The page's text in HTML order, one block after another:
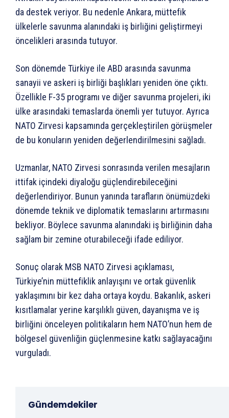
da destek veriyor. Bu nedenle Ankara, müttefik
ülkelerle savunma alanındaki iş birliğini geliştirmeyi
öncelikleri arasında tutuyor.
Son dönemde Türkiye ile ABD arasında savunma
sanayii ve askeri iş birliği başlıkları yeniden öne çıktı.
Özellikle F-35 programı ve diğer savunma projeleri, iki
ülke arasındaki temaslarda önemli yer tutuyor. Ayrıca
NATO Zirvesi kapsamında gerçekleştirilen görüşmeler
de bu konuların yeniden değerlendirilmesini sağladı.
Uzmanlar, NATO Zirvesi sonrasında verilen mesajların
ittifak içindeki diyaloğu güçlendirebileceğini
değerlendiriyor. Bunun yanında tarafların önümüzdeki
dönemde teknik ve diplomatik temaslarını artırmasını
bekliyor. Böylece savunma alanındaki iş birliğinin daha
sağlam bir zemine oturabileceği ifade ediliyor.
Sonuç olarak MSB NATO Zirvesi açıklaması,
Türkiye’nin müttefiklik anlayışını ve ortak güvenlik
yaklaşımını bir kez daha ortaya koydu. Bakanlık, askeri
kısıtlamalar yerine karşılıklı güven, dayanışma ve iş
birliğini önceleyen politikaların hem NATO’nun hem de
bölgesel güvenliğin güçlenmesine katkı sağlayacağını
vurguladı.
Gündemdekiler